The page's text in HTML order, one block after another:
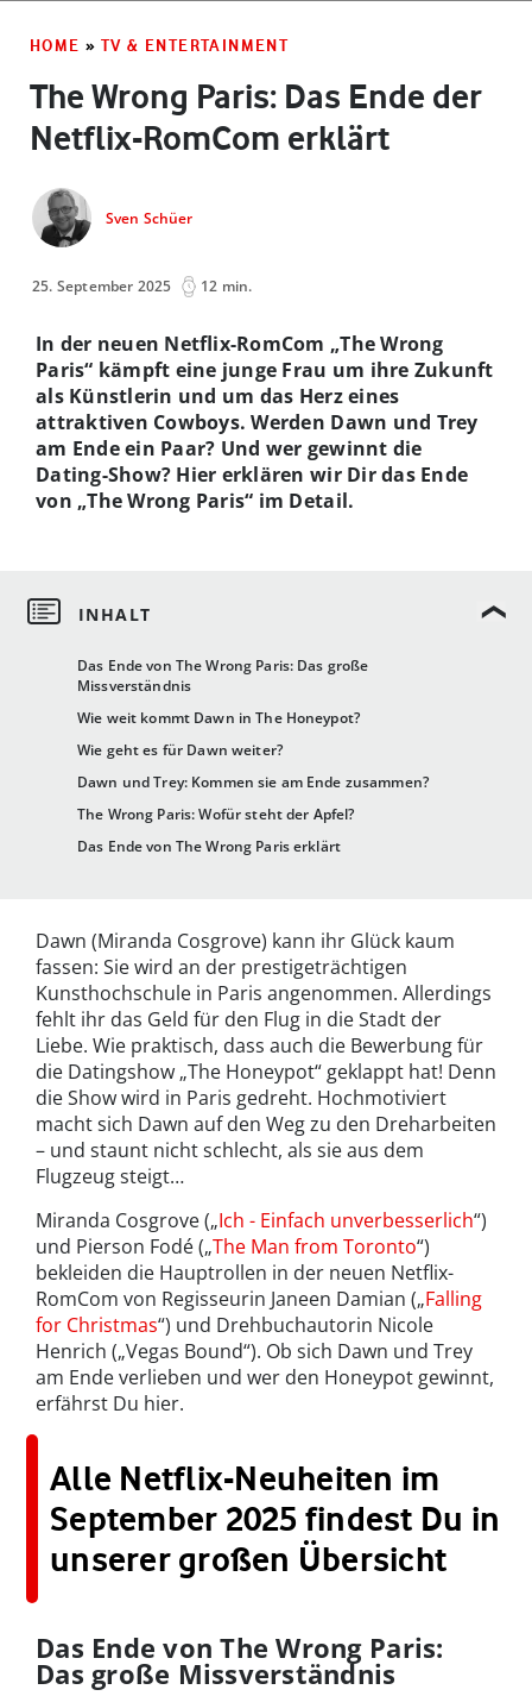
HOME » TV & ENTERTAINMENT
The Wrong Paris: Das Ende der
Netflix-RomCom erklärt
Sven Schüer
25. September 2025 12 min.
Das Ende von The Wrong Paris: Das große
Missverständnis
Wie weit kommt Dawn in The Honeypot?
Wie geht es für Dawn weiter?
Dawn und Trey: Kommen sie am Ende zusammen?
The Wrong Paris: Wofür steht der Apfel?
Das Ende von The Wrong Paris erklärt
In der neuen Netflix-RomCom „The Wrong
Paris“ kämpft eine junge Frau um ihre Zukunft
als Künstlerin und um das Herz eines
attraktiven Cowboys. Werden Dawn und Trey
am Ende ein Paar? Und wer gewinnt die
Dating-Show? Hier erklären wir Dir das Ende
von „The Wrong Paris“ im Detail.
Dawn (Miranda Cosgrove) kann ihr Glück kaum
fassen: Sie wird an der prestigeträchtigen
Kunsthochschule in Paris angenommen. Allerdings
fehlt ihr das Geld für den Flug in die Stadt der
Liebe. Wie praktisch, dass auch die Bewerbung für
die Datingshow „The Honeypot“ geklappt hat! Denn
die Show wird in Paris gedreht. Hochmotiviert
macht sich Dawn auf den Weg zu den Dreharbeiten
– und staunt nicht schlecht, als sie aus dem
Flugzeug steigt…
Miranda Cosgrove („Ich - Einfach unverbesserlich“)
und Pierson Fodé („The Man from Toronto“)
bekleiden die Hauptrollen in der neuen Netflix-
RomCom von Regisseurin Janeen Damian („Falling
for Christmas“) und Drehbuchautorin Nicole
Henrich („Vegas Bound“). Ob sich Dawn und Trey
am Ende verlieben und wer den Honeypot gewinnt,
erfährst Du hier.
Alle Netflix-Neuheiten im
September 2025 findest Du in
unserer großen Übersicht
Das Ende von The Wrong Paris:
Das große Missverständnis